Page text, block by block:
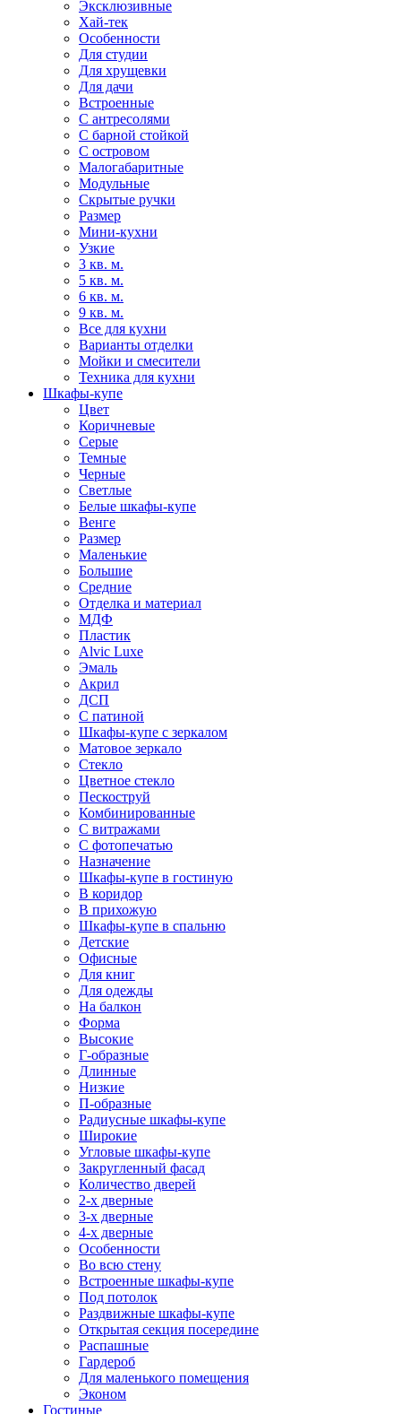
Эксклюзивные
Хай-тек
Особенности
Для студии
Для хрущевки
Для дачи
Встроенные
С антресолями
С барной стойкой
С островом
Малогабаритные
Модульные
Скрытые ручки
Размер
Мини-кухни
Узкие
3 кв. м.
5 кв. м.
6 кв. м.
9 кв. м.
Все для кухни
Варианты отделки
Мойки и смесители
Техника для кухни
Шкафы-купе
Цвет
Коричневые
Серые
Темные
Черные
Светлые
Белые шкафы-купе
Венге
Размер
Маленькие
Большие
Средние
Отделка и материал
МДФ
Пластик
Alvic Luxe
Эмаль
Акрил
ДСП
С патиной
Шкафы-купе с зеркалом
Матовое зеркало
Стекло
Цветное стекло
Пескоструй
Комбинированные
С витражами
С фотопечатью
Назначение
Шкафы-купе в гостиную
В коридор
В прихожую
Шкафы-купе в спальню
Детские
Офисные
Для книг
Для одежды
На балкон
Форма
Высокие
Г-образные
Длинные
Низкие
П-образные
Радиусные шкафы-купе
Широкие
Угловые шкафы-купе
Закругленный фасад
Количество дверей
2-х дверные
3-х дверные
4-х дверные
Особенности
Во всю стену
Встроенные шкафы-купе
Под потолок
Раздвижные шкафы-купе
Открытая секция посередине
Распашные
Гардероб
Для маленького помещения
Эконом
Гостиные